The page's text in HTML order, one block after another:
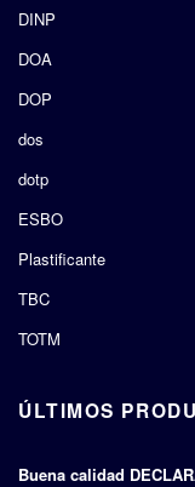
DINP
DOA
DOP
dos
dotp
ESBO
Plastificante
TBC
TOTM
ÚLTIMOS
Buena calidad